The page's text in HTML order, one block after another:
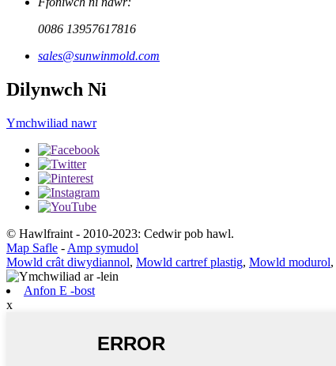
0086 13957617816
sales@sunwinmold.com
Dilynwch Ni
Ymchwiliad nawr
© Hawlfraint - 2010-2023: Cedwir pob hawl.
Map Safle - Amp symudol
Mowld crât diwydiannol, Mowld cartref plastig, Mowld modurol,
Anfon E -bost
x